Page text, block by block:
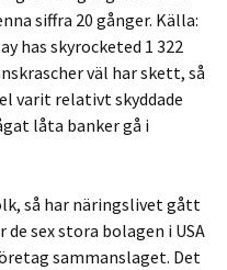
siffra 20 gånger. Källa:
has skyrocketed 1 322
väl har skett, så
varit relativt skyddade
låta banker gå i
så har näringslivet gått
sex stora bolagen i USA
sammanslaget. Det